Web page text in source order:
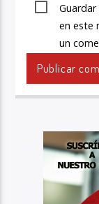
en este
un